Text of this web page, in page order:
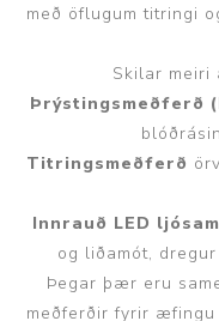
með öflugum titringi
Skilar meiri
Þrýstingsmeðferð
Titringsmeðferð
Innrauð LED
og liðamót,
Þegar þær eru
meðferðir fyrir